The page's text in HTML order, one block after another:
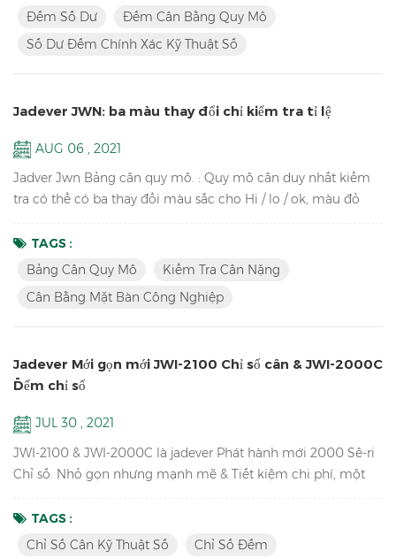
nội bộ cao 1 / 600.000 cân thiết bị phòng thí nghiệm điện tử
hoặc ở chế độ kép để tránh mất ổn định nguồn điện có sẵn
h...
Đếm Số Dư
Đếm Cân Bằng Quy Mô
Số Dư Đếm Chính Xác Kỹ Thuật Số
Jadever JWN: ba màu thay đổi chỉ kiểm tra tỉ lệ
AUG 06 , 2021
Jadver Jwn Bảng cân quy mô. : Quy mô cân duy nhất kiểm
tra có thể có ba thay đổi màu sắc cho Hi / lo / ok, màu đỏ
nối với tháp ánh sáng. Chìa khóa Tính năng: Kiểm tra cân
nặngVới ba thay đổi màu sắc cho HI / lo / ok, hi-red, ok-xanh,
đến 1 / 15000 Tích lũy, màn hình tích lũy và tích lũ...
TAGS :
Bảng Cân Quy Mô
Kiểm Tra Cân Nặng
Cân Bằng Mặt Bàn Công Nghiệp
Jadever Mới gọn mới JWI-2100 Chỉ số cân & JWI-2000C
Đếm chỉ số
JUL 30 , 2021
JWI-2100 & JWI-2000C là jadever Phát hành mới 2000 Sê-ri
Chỉ số. Nhỏ gọn nhưng mạnh mẽ & Tiết kiệm chi phí, một
ngoài phong phú, ý tưởng cho bạn sử dụng trong sản xuất,
đóng gói, kho, kho, hàng tồn kho, vận chuyển và nhận khu
TAGS :
Chỉ Số Cân Kỹ Thuật Số
Chỉ Số Đếm